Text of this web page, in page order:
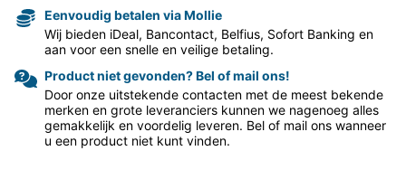
Eenvoudig betalen via Mollie
Wij bieden iDeal, Bancontact, Belfius, Sofort Banking en
aan voor een snelle en veilige betaling.
Product niet gevonden? Bel of mail ons!
Door onze uitstekende contacten met de meest bekende
merken en grote leveranciers kunnen we nagenoeg alles
gemakkelijk en voordelig leveren. Bel of mail ons wanneer
u een product niet kunt vinden.